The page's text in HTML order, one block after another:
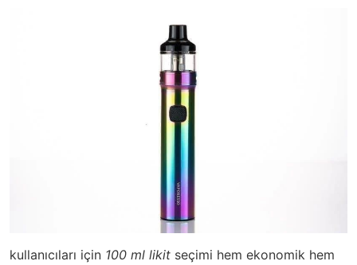
kullanıcıları için 100 ml likit seçimi hem ekonomik hem